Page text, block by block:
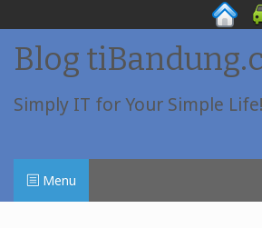
Skip
content
Blog
Simply IT for Your Simple Life!
Menu